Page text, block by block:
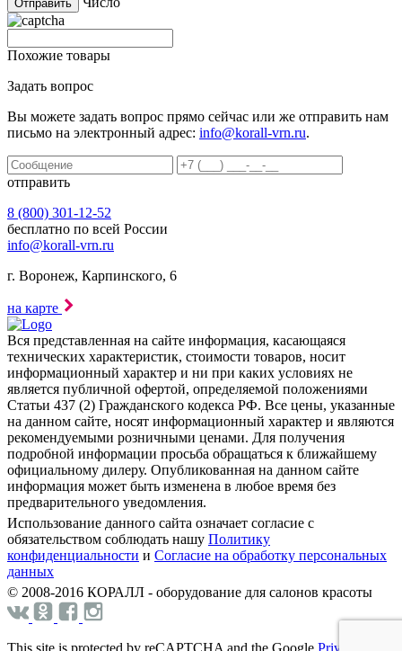
Похожие товары
Задать вопрос
Вы можете задать вопрос прямо сейчас или же отправить нам
письмо на электронный адрес: info@korall-vrn.ru.
отправить
8 (800) 301-12-52
бесплатно по всей России
info@korall-vrn.ru
г. Воронеж, Карпинского, 6
на карте
Вся представленная на сайте информация, касающаяся
технических характеристик, стоимости товаров, носит
информационный характер и ни при каких условиях не
является публичной офертой, определяемой положениями
Статьи 437 (2) Гражданского кодекса РФ. Все цены, указанные
на данном сайте, носят информационный характер и являются
рекомендуемыми розничными ценами. Для получения
подробной информации просьба обращаться к ближайшему
официальному дилеру. Опубликованная на данном сайте
информация может быть изменена в любое время без
предварительного уведомления.
Использование данного сайта означает согласие с
обязательством соблюдать нашу Политику
конфиденциальности и Согласие на обработку персональных
данных
© 2008-2016 КОРАЛЛ - оборудование для салонов красоты